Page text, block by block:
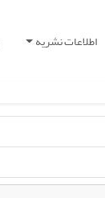
اطلاعات نشریه